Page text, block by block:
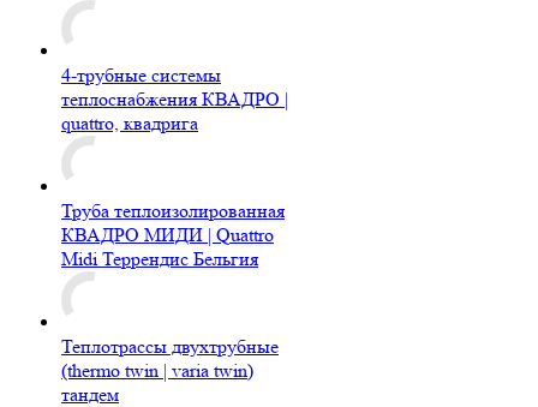
4-трубные системы
теплоснабжения КВАДРО |
quattro, квадрига
Труба теплоизолированная
КВАДРО МИДИ | Quattro
Midi Террендис Бельгия
Теплотрассы двухтрубные
(thermo twin | varia twin)
тандем